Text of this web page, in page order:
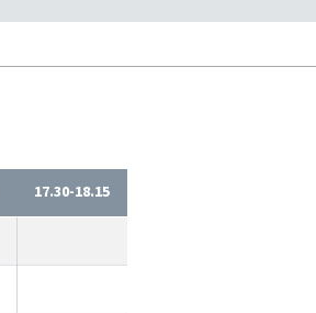
17.30-18.15